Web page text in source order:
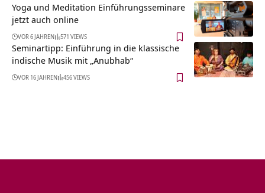
Yoga und Meditation Einführungsseminare
jetzt auch online
VOR 6 JAHREN 571 VIEWS
Seminartipp: Einführung in die klassische
indische Musik mit „Anubhab“
VOR 16 JAHREN 456 VIEWS